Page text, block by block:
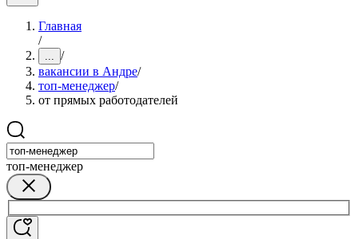
Главная
/
... /
вакансии в Андре/
топ-менеджер/
от прямых работодателей
топ-менеджер